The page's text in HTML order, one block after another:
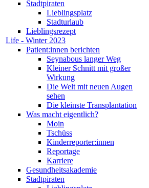
Stadtpiraten
Lieblingsplatz
Stadturlaub
Lieblingsrezept
Life - Winter 2023
Patient:innen berichten
Seynabous langer Weg
Kleiner Schnitt mit großer
Wirkung
Die Welt mit neuen Augen
sehen
Die kleinste Transplantation
Was macht eigentlich?
Moin
Tschüss
Kinderreporter:innen
Reportage
Karriere
Gesundheitsakademie
Stadtpiraten